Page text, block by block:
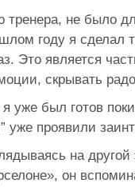
не было
году я сделал
Это является
скрывать
уже был готов
уже проявили
на другой
он